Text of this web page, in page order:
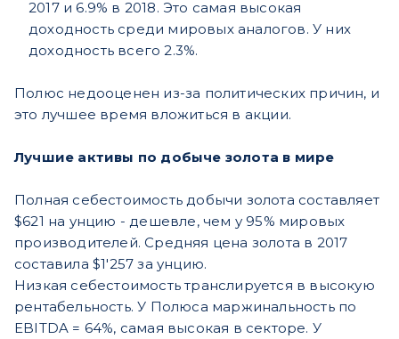
2017 и 6.9% в 2018. Это самая высокая
доходность среди мировых аналогов. У них
доходность всего 2.3%.
Полюс недооценен из-за политических причин, и
это лучшее время вложиться в акции.
Лучшие активы по добыче золота в мире
Полная себестоимость добычи золота составляет
$621 на унцию - дешевле, чем у 95% мировых
производителей. Средняя цена золота в 2017
составила $1'257 за унцию.
Низкая себестоимость транслируется в высокую
рентабельность. У Полюса маржинальность по
EBITDA = 64%, самая высокая в секторе. У